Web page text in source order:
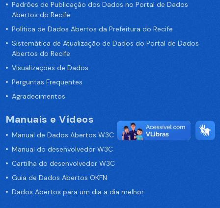
Padrões de Publicação dos Dados no Portal de Dados
Abertos do Recife
Política de Dados Abertos da Prefeitura do Recife
Sistemática de Atualização de Dados do Portal de Dados
Abertos do Recife
Visualizações de Dados
Perguntas Frequentes
Agradecimentos
Manuais e Vídeos
Manual de Dados Abertos W3C
Manual do desenvolvedor W3C
Cartilha do desenvolvedor W3C
Guia de Dados Abertos OKFN
Dados Abertos para um dia a dia melhor